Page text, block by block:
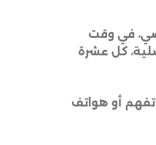
خلال الأسبوع الماضي، في وقت
نحو 20% فقط من رواتبهم الأصلية، كل عشرة
أو هواتف